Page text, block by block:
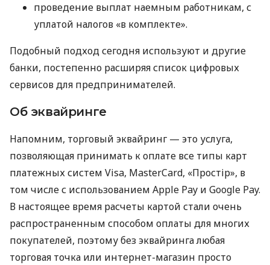
проведение выплат наемным работникам, с
уплатой налогов «в комплекте».
Подобный подход сегодня используют и другие
банки, постепенно расширяя список цифровых
сервисов для предпринимателей.
Об эквайринге
Напомним, торговый эквайринг — это услуга,
позволяющая принимать к оплате все типы карт
платежных систем Visa, MasterCard, «Простір», в
том числе с использованием Apple Pay и Google Pay.
В настоящее время расчеты картой стали очень
распространенным способом оплаты для многих
покупателей, поэтому без эквайринга любая
торговая точка или интернет-магазин просто